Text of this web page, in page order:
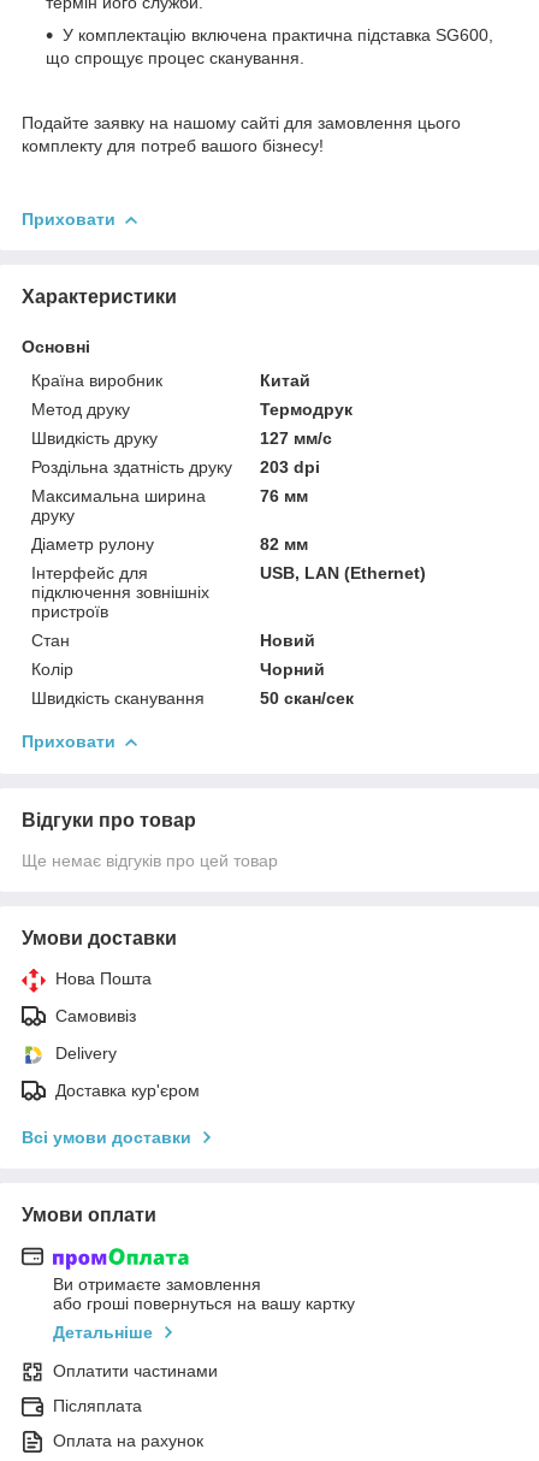
У комплектацію включена практична підставка SG600,
що спрощує процес сканування.
Подайте заявку на нашому сайті для замовлення цього
комплекту для потреб вашого бізнесу!
Приховати
Характеристики
Основні
Країна виробник
Китай
Метод друку
Термодрук
Швидкість друку
127 мм/с
Роздільна здатність друку
203 dpi
Максимальна ширина
друку
76 мм
Діаметр рулону
82 мм
Інтерфейс для
підключення зовнішніх
пристроїв
USB, LAN (Ethernet)
Стан
Новий
Колір
Чорний
Швидкість сканування
50 скан/сек
Приховати
Відгуки про товар
Ще немає відгуків про цей товар
Умови доставки
Нова Пошта
Самовивіз
Delivery
Доставка кур'єром
Всі умови доставки
Умови оплати
Ви отримаєте замовлення
або гроші повернуться на вашу картку
Детальніше
Оплатити частинами
Післяплата
Оплата на рахунок